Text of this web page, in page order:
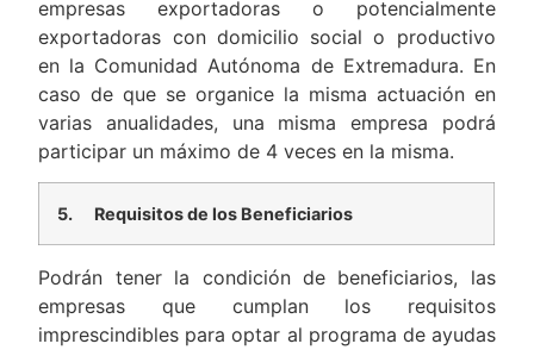
empresas exportadoras o potencialmente
exportadoras con domicilio social o productivo
en la Comunidad Autónoma de Extremadura. En
caso de que se organice la misma actuación en
varias anualidades, una misma empresa podrá
participar un máximo de 4 veces en la misma.
5. Requisitos de los Beneficiarios
Podrán tener la condición de beneficiarios, las
empresas que cumplan los requisitos
imprescindibles para optar al programa de ayudas